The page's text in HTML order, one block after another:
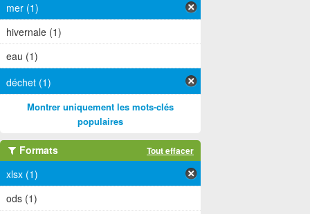
mer (1)
hivernale (1)
eau (1)
déchet (1)
Montrer uniquement les mots-clés
populaires
Formats Tout effacer
xlsx (1)
ods (1)